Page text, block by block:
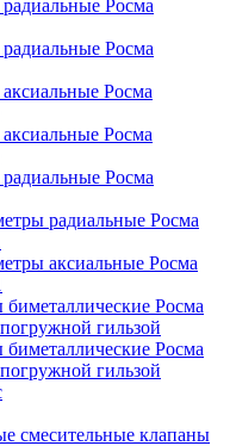
Росма
Росма
Росма
Росма
Росма
радиальные Росма
аксиальные Росма
Росма
гильзой
Росма
гильзой
смесительные клапаны